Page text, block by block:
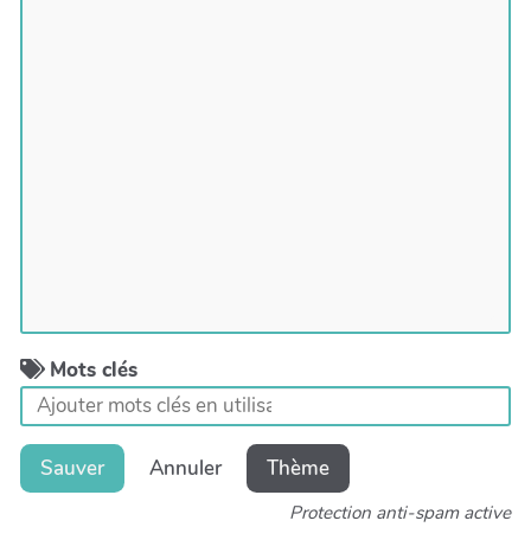
Mots clés
Sauver Annuler Thème
Protection anti-spam active